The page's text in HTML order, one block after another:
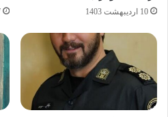
10 اردیبهشت 1403